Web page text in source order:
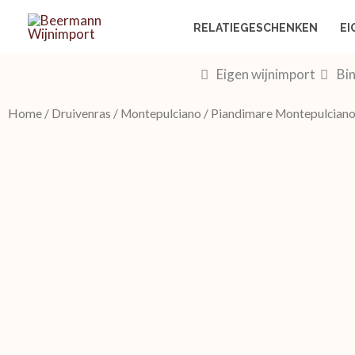
RELATIEGESCHENKEN
Eigen wijnimport
Home / Druivenras / Montepulciano / Piandimare Montepulciano